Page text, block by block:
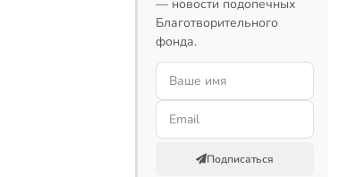
— новости подопечных
Благотворительного
фонда.
Подписаться